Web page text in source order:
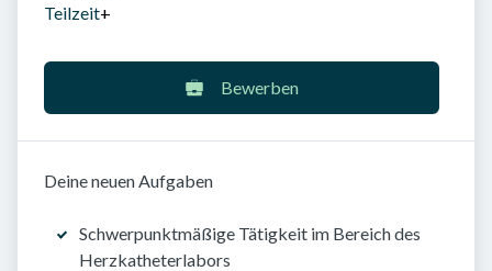
Teilzeit+
Bewerben
Deine neuen Aufgaben
Schwerpunktmäßige Tätigkeit im Bereich des
Herzkatheterlabors